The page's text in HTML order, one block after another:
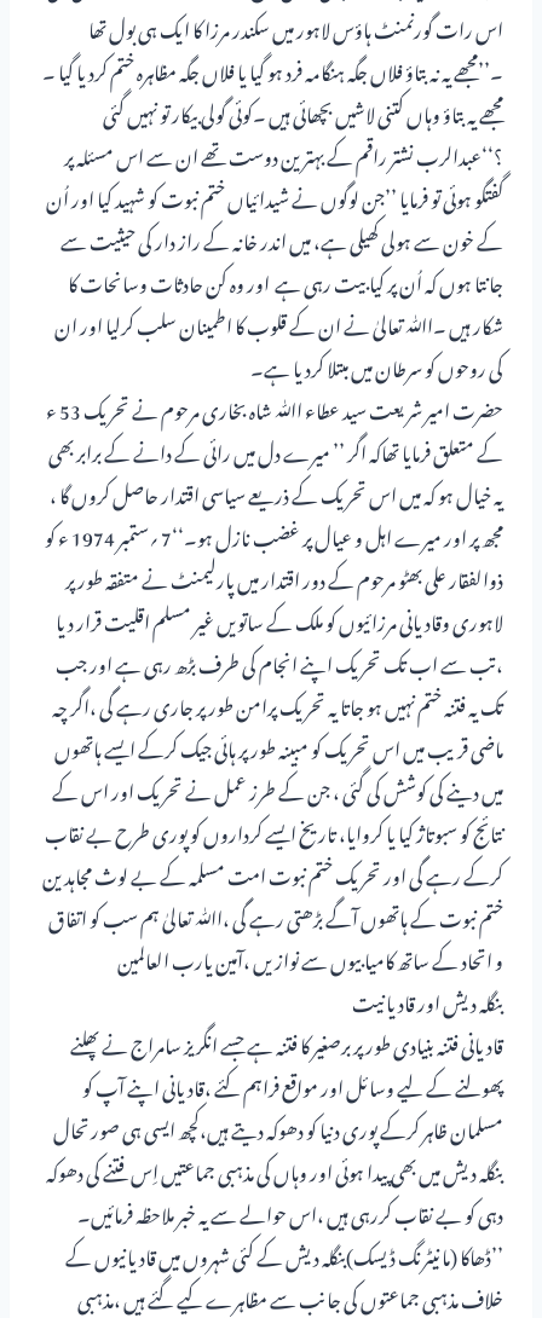
اس رات گورنمنٹ ہاؤس لاہور میں سکندر مرزا کا ایک ہی بول تھا
۔’’مجھے یہ نہ بتاؤ فلاں جگہ ہنگامہ فرد ہو گیا یا فلاں جگہ مظاہرہ ختم کردیا گیا ۔
مجھے یہ بتاؤ وہاں کتنی لاشیں بچھائی ہیں ۔کوئی گولی بیکار تو نہیں گئی
؟‘‘عبدالرب نشتر راقم کے بہترین دوست تھے ان سے اس مسئلہ پر
گفتگو ہوئی تو فرمایا ’’جن لوگوں نے شیدائیاں ختم نبوت کو شہید کیا اور اُن
کے خون سے ہولی کھیلی ہے، میں اندر خانہ کے راز دار کی حیثیت سے
جانتا ہوں کہ اُن پر کیا بیت رہی ہے اور وہ کن حادثات وسانحات کا
شکار ہیں ۔اﷲ تعالیٰ نے ان کے قلوب کا اطمینان سلب کرلیا اور ان
کی روحوں کو سرطان میں مبتلا کردیا ہے۔
حضرت امیر شریعت سید عطاء اﷲ شاہ بخاری مرحوم نے تحریک 53 ء
کے متعلق فرمایا تھاکہ اگر ’’ میرے دل میں رائی کے دانے کے برابر بھی
یہ خیال ہو کہ میں اس تحریک کے ذریعے سیاسی اقتدار حاصل کروں گا ،
مجھ پر اور میرے اہل و عیال پر غضب نازل ہو۔‘‘7 ؍ستمبر 1974 ء کو
ذوالفقار علی بھٹو مرحوم کے دور اقتدار میں پارلیمنٹ نے متفقہ طور پر
لاہوری وقادیانی مرزائیوں کو ملک کے ساتویں غیر مسلم اقلیت قرار دیا
،تب سے اب تک تحریک اپنے انجام کی طرف بڑھ رہی ہے اور جب
تک یہ فتنہ ختم نہیں ہو جاتا یہ تحریک پرامن طور پر جاری رہے گی ،اگر چہ
ماضی قریب میں اس تحریک کو مبینہ طور پر ہائی جیک کرکے ایسے ہاتھوں
میں دینے کی کوشش کی گئی ، جن کے طرز عمل نے تحریک اور اس کے
نتائج کو سبوتاژ کیا یا کروایا، تاریخ ایسے کرداروں کو پوری طرح بے نقاب
کرکے رہے گی اور تحریک ختم نبوت امت مسلمہ کے بے لوث مجاہدین
ختم نبوت کے ہاتھوں آگے بڑھتی رہے گی ،اﷲ تعالیٰ ہم سب کو اتفاق
و اتحاد کے ساتھ کامیابیوں سے نوازیں ،آمین یارب العالمین
بنگلہ دیش اور قادیانیت
قادیانی فتنہ بنیادی طور پر برصغیر کا فتنہ ہے جسے انگریز سامراج نے پھلنے
پھولنے کے لیے وسائل اور مواقع فراہم کئے ،قادیانی اپنے آپ کو
مسلمان ظاہر کرکے پوری دنیا کو دھوکہ دیتے ہیں،کچھ ایسی ہی صورتحال
بنگلہ دیش میں بھی پیدا ہوئی اور وہاں کی مذہبی جماعتیں اِس فتنے کی دھوکہ
دہی کو بے نقاب کررہی ہیں ،اس حوالے سے یہ خبر ملاحظہ فرمائیں۔
’’ڈھاکا (مانیٹرنگ ڈیسک)بنگلہ دیش کے کئی شہروں میں قادیانیوں کے
خلاف مذہبی جماعتوں کی جانب سے مظاہرے کیے گئے ہیں ،مذہبی